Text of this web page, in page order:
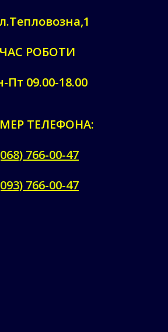
ЧАС РОБОТИ
Пт 09.00-18.00
ТЕЛЕФОНА:
766-00-47
766-00-47